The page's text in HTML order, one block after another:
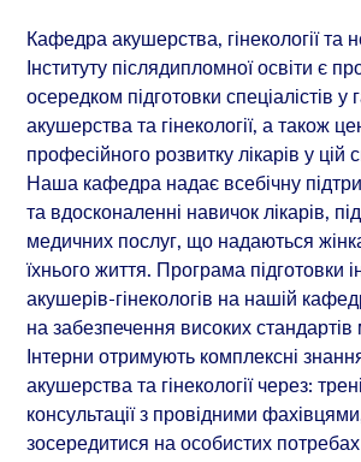
Кафедра акушерства, гінекології та
Інституту післядипломної освіти є
осередком підготовки спеціалістів у
акушерства та гінекології, а також
професійного розвитку лікарів у цій
Наша кафедра надає всебічну
та вдосконаленні навичок лікарів,
медичних послуг, що надаються
їхнього життя. Програма підготовки
акушерів-гінекологів на нашій
на забезпечення високих стандартів
Інтерни отримують комплексні
акушерства та гінекології через:
консультації з провідними
зосередитися на особистих